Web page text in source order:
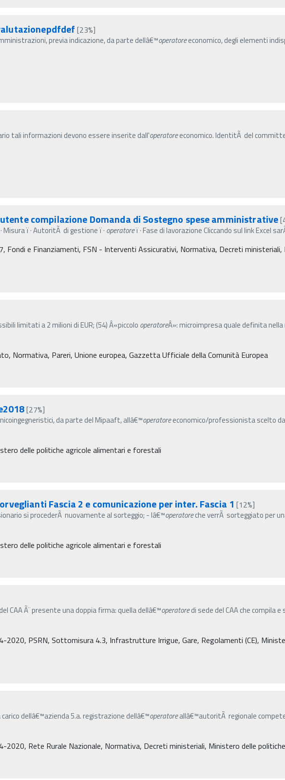
[23%]
previa indicazione, da parte dellâ€™operatoreeconomico, degli elementi
tali informazioni devono essere inserite dall'operatoreeconomico. IdentitÃ del
compilazione Domanda di Sostegno spese amministrative
Misura ï‚· AutoritÃ di gestione ï‚· operatoreï‚· Fase di lavorazione Cliccando sul link Excel
Fondi e Finanziamenti, FSN - Interventi Assicurativi, Normativa, Decreti
limitati a 2 milioni di EUR; (54) Â«piccolo operatoreÂ»: microimpresa quale definita
Normativa, Pareri, Unione europea, Gazzetta Ufficiale della Comunità Europea
[27%]
da parte del Mipaaft, allâ€™operatoreeconomico/professionista scelto
delle politiche agricole alimentari e forestali
Fascia 2 e comunicazione per inter. Fascia 1 [12%]
si procederÃ nuovamente al sorteggio; - lâ€™operatoreche verrÃ sorteggiato per
delle politiche agricole alimentari e forestali
Ã¨ presente una doppia firma: quella dellâ€™operatoredi sede del CAA che compila
2020, PSRN, Sottomisura 4.3, Infrastrutture Irrigue, Gare, Regolamenti (CE),
dellâ€™azienda 5.a. registrazione dellâ€™operatoreallâ€™autoritÃ regionale
2020, Rete Rurale Nazionale, Normativa, Decreti ministeriali, Ministero delle